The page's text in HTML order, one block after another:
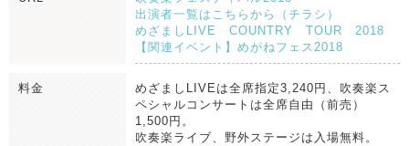
出演者一覧はこちらから（チラシ）
めざましLIVE COUNTRY TOUR 2018
【関連イベント】めがねフェス2018
料金
めざましLIVEは全席指定3,240円、吹奏楽ス
ペシャルコンサートは全席自由（前売）
1,500円。
吹奏楽ライブ、野外ステージは入場無料。